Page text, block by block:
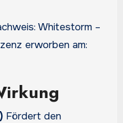
Whitestorm –
erworben am:
Fördert den